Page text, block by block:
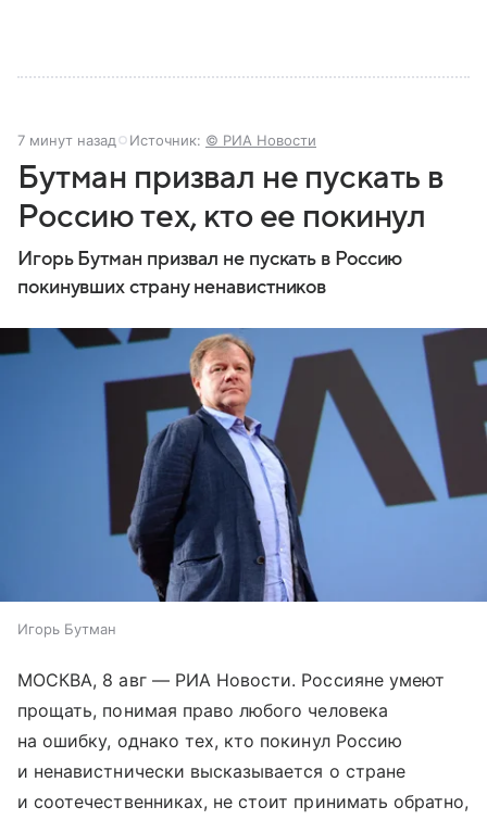
7 минут назад Источник: © РИА Новости
Бутман призвал не пускать в
Россию тех, кто ее покинул
Игорь Бутман призвал не пускать в Россию
покинувших страну ненавистников
Игорь Бутман
МОСКВА, 8 авг — РИА Новости. Россияне умеют
прощать, понимая право любого человека
на ошибку, однако тех, кто покинул Россию
и ненавистнически высказывается о стране
и соотечественниках, не стоит принимать обратно,